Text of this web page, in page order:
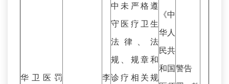
华卫医罚
李
中未严格遵
守医疗卫生
法律、法
规、规章和
诊疗相关规
《中
华人
民共
和国警告